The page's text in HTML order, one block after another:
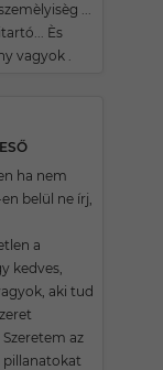
...
Ès
vagyok .
ha nem
belül ne írj,
a
kedves,
aki tud
az
pillanatokat